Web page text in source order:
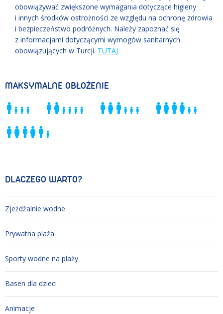
obowiązywać zwiększone wymagania dotyczące higieny
i innych środków ostrożności ze względu na ochronę zdrowia
i bezpieczeństwo podróżnych. Należy zapoznać się
z informacjami dotyczącymi wymogów sanitarnych
obowiązujących w Turcji. TUTAJ
MAKSYMALNE OBŁOŻENIE
DLACZEGO WARTO?
Zjeżdżalnie wodne
Prywatna plaża
Sporty wodne na plaży
Basen dla dzieci
Animacje